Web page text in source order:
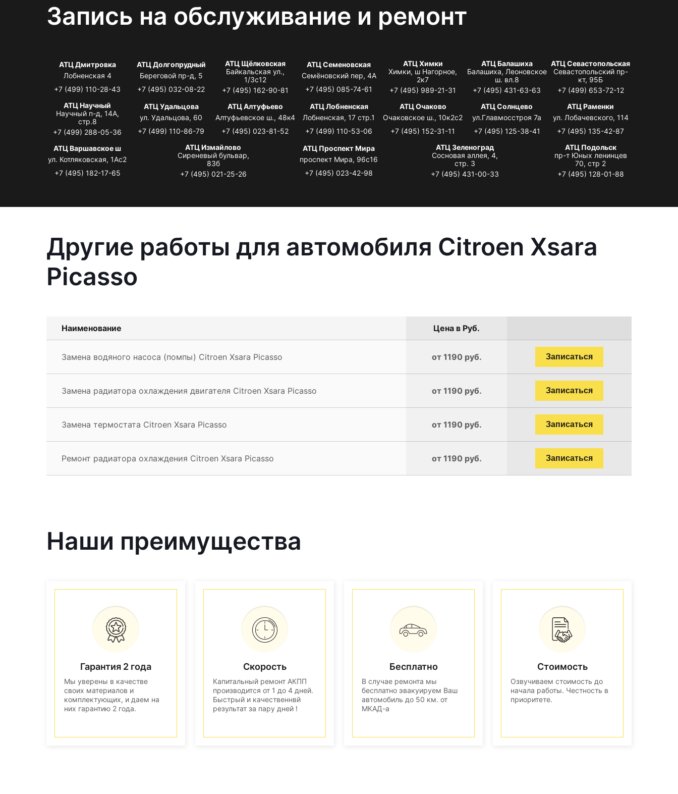
Запись на обслуживание и ремонт
АТЦ Дмитровка
Лобненская 4
+7 (499) 110-28-43
АТЦ Долгопрудный
Береговой пр-д, 5
+7 (495) 032-08-22
АТЦ Щёлковская
Байкальская ул.,
1/3с12
+7 (495) 162-90-81
АТЦ Семеновская
Семёновский пер, 4А
+7 (495) 085-74-61
АТЦ Химки
Химки, ш Нагорное,
2к7
+7 (495) 989-21-31
АТЦ Балашиха
Балашиха, Леоновское
ш. вл.8
+7 (495) 431-63-63
АТЦ Севастопольская
Севастопольский пр-
кт, 95Б
+7 (499) 653-72-12
АТЦ Научный
Научный п-д, 14А,
стр.8
+7 (499) 288-05-36
АТЦ Удальцова
ул. Удальцова, 60
+7 (499) 110-86-79
АТЦ Алтуфьево
Алтуфьевское ш., 48к4
+7 (495) 023-81-52
АТЦ Лобненская
Лобненская, 17 стр.1
+7 (499) 110-53-06
АТЦ Очаково
Очаковское ш., 10к2с2
+7 (495) 152-31-11
АТЦ Солнцево
ул.Главмосстроя 7а
+7 (495) 125-38-41
АТЦ Раменки
ул. Лобачевского, 114
+7 (495) 135-42-87
АТЦ Варшавское ш
ул. Котляковская, 1Ас2
+7 (495) 182-17-65
АТЦ Измайлово
Сиреневый бульвар,
83б
+7 (495) 021-25-26
АТЦ Проспект Мира
проспект Мира, 96с16
+7 (495) 023-42-98
АТЦ Зеленоград
Сосновая аллея, 4,
стр. 3
+7 (495) 431-00-33
АТЦ Подольск
пр-т Юных ленинцев
70, стр 2
+7 (495) 128-01-88
Другие работы для автомобиля Citroen Xsara
Picasso
Наименование Цена в Руб.
Замена водяного насоса (помпы) Citroen Xsara Picasso от 1190 руб. Записаться
Замена радиатора охлаждения двигателя Citroen Xsara Picasso от 1190 руб. Записаться
Замена термостата Citroen Xsara Picasso от 1190 руб. Записаться
Ремонт радиатора охлаждения Citroen Xsara Picasso от 1190 руб. Записаться
Наши преимущества
Гарантия 2 года
Мы уверены в качестве
своих материалов и
комплектующих, и даем на
них гарантию 2 года.
Скорость
Капитальный ремонт АКПП
производится от 1 до 4 дней.
Быстрый и качественнвй
результат за пару дней !
Бесплатно
В случае ремонта мы
бесплатно эвакуируем Ваш
автомобиль до 50 км. от
МКАД-а
Стоимость
Озвучиваем стоимость до
начала работы. Честность в
приоритете.